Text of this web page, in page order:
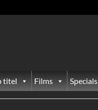
titel Films Specials